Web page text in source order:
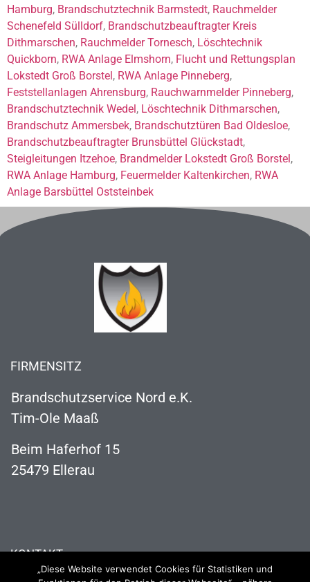
Hamburg, Brandschutztechnik Barmstedt, Rauchmelder
Schenefeld Sülldorf, Brandschutzbeauftragter Kreis
Dithmarschen, Rauchmelder Tornesch, Löschtechnik
Quickborn, RWA Anlage Elmshorn, Flucht und Rettungsplan
Lokstedt Groß Borstel, RWA Anlage Pinneberg,
Feststellanlagen Ahrensburg, Rauchwarnmelder Pinneberg,
Brandschutztechnik Wedel, Löschtechnik Dithmarschen,
Brandschutz Ammersbek, Brandschutztüren Bad Oldesloe,
Brandschutzbeauftragter Brunsbüttel Glückstadt,
Steigleitungen Itzehoe, Brandmelder Lokstedt Groß Borstel,
RWA Anlage Hamburg, Feuermelder Kaltenkirchen, RWA
Anlage Barsbüttel Oststeinbek
FIRMENSITZ
Brandschutzservice Nord e.K.
Tim-Ole Maaß
Beim Haferhof 15
25479 Ellerau
KONTAKT
„Diese Website verwendet Cookies für Statistiken und